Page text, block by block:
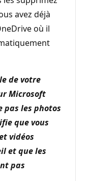
avez déjà
où il
de votre
Microsoft
pas les photos
que vous
vidéos
et que les
pas